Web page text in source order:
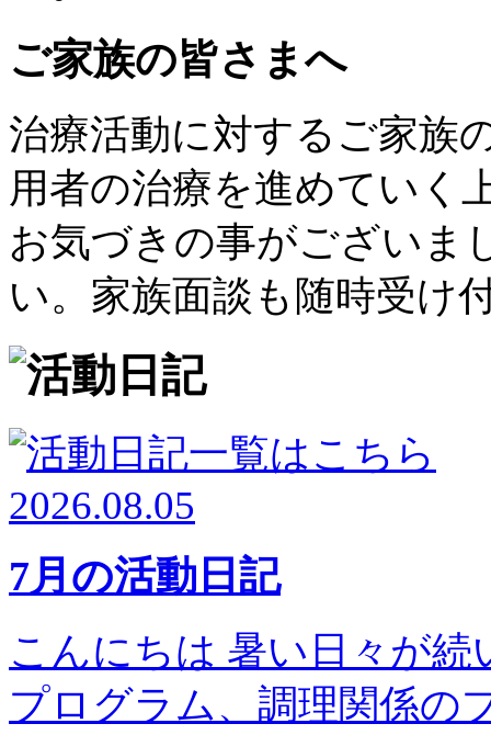
ご家族の皆さまへ
治療活動に対するご家族
用者の治療を進めていく
お気づきの事がございま
い。家族面談も随時受け
2026.08.05
7月の活動日記
こんにちは 暑い日々が
プログラム、調理関係